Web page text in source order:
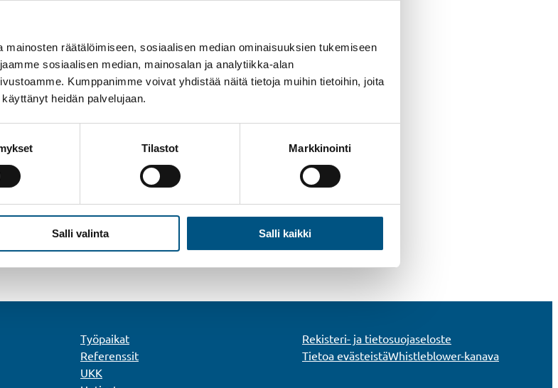
räätälöimiseen, sosiaalisen median ominaisuuksien tukemiseen
sosiaalisen median, mainosalan ja analytiikka-alan
Kumppanimme voivat yhdistää näitä tietoja muihin tietoihin, joita
heidän palvelujaan.
Tilastot Markkinointi
Salli valinta Salli kaikki
Työpaikat
Referenssit
UKK
Rekisteri- ja tietosuojaseloste
Tietoa evästeistäWhistleblower-kanava